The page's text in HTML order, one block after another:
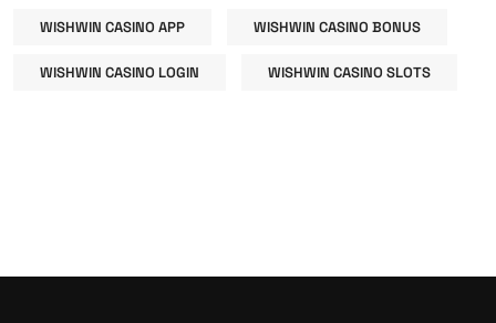
WISHWIN CASINO APP WISHWIN CASINO BONUS
WISHWIN CASINO LOGIN WISHWIN CASINO SLOTS